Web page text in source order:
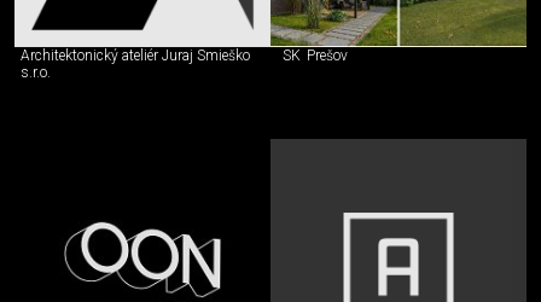
Architektonický ateliér Juraj Smieško
s.r.o.
SK Prešov